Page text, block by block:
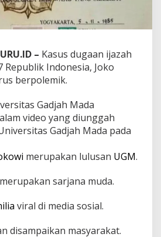
s
– Kasus dugaan ijazah
Republik Indonesia, Joko
berpolemik.
Gadjah Mada
video yang diunggah
Gadjah Mada pada
merupakan lulusan UGM.
sarjana muda.
viral di media sosial.
disampaikan masyarakat.